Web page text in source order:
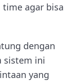
time agar bisa
dengan
sistem ini
yang